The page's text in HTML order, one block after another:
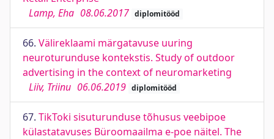
Lamp, Eha 08.06.2017 diplomitööd
66. Välireklaami märgatavuse uuring
neuroturunduse kontekstis. Study of outdoor
advertising in the context of neuromarketing
Liiv, Triinu 06.06.2019 diplomitööd
67. TikToki sisuturunduse tõhusus veebipoe
külastatavuses Büroomaailma e-poe näitel. The